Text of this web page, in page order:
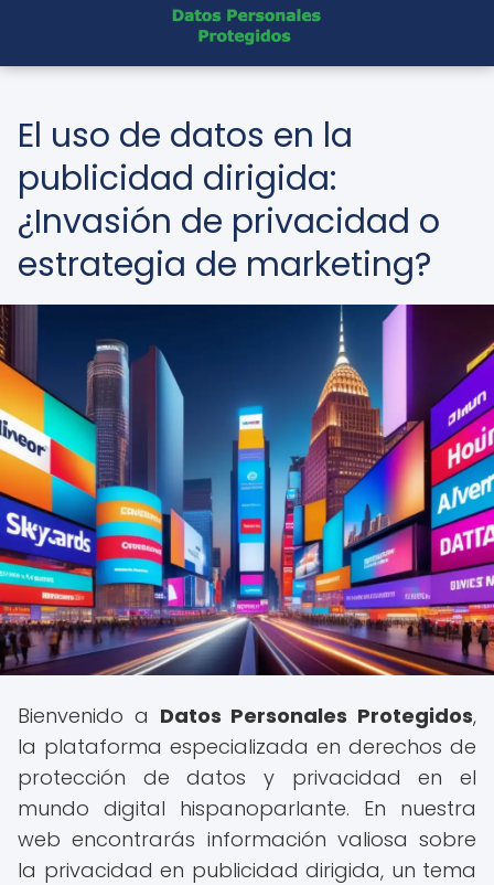
El uso de datos en la
publicidad dirigida:
¿Invasión de privacidad o
estrategia de marketing?
Bienvenido a Datos Personales Protegidos,
la plataforma especializada en derechos de
protección de datos y privacidad en el
mundo digital hispanoparlante. En nuestra
web encontrarás información valiosa sobre
la privacidad en publicidad dirigida, un tema